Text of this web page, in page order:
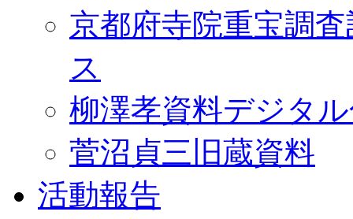
京都府寺院重宝調
ス
柳澤孝資料デジタ
菅沼貞三旧蔵資料
活動報告